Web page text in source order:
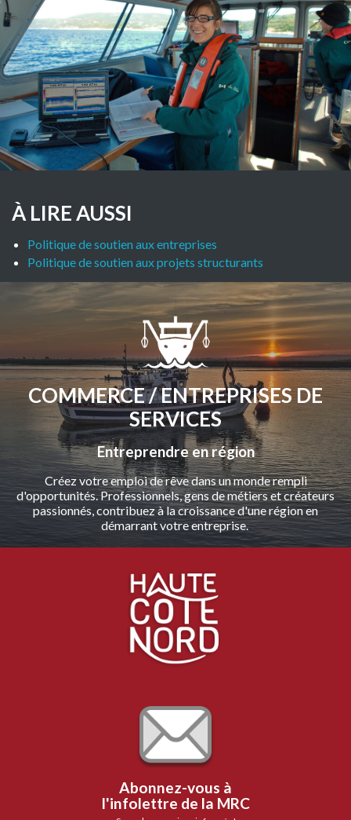
À LIRE AUSSI
Politique de soutien aux entreprises
Politique de soutien aux projets structurants
COMMERCE / ENTREPRISES DE
SERVICES
Entreprendre en région
Créez votre emploi de rêve dans un monde rempli
d'opportunités. Professionnels, gens de métiers et créateurs
passionnés, contribuez à la croissance d'une région en
démarrant votre entreprise.
Abonnez-vous à
l'infolettre de la MRC